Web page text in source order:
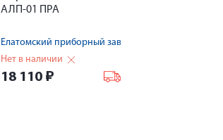
АЛП-01 ПРА
Елатомский приборный завод
Нет в наличии
18 110 ₽